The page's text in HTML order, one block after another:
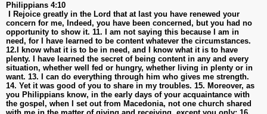
Philippians 4:10
I Rejoice greatly in the Lord that at last you have renewed your
concern for me, Indeed, you have been concerned, but you had no
opportunity to show it. 11. I am not saying this because I am in
need, for I have learned to be content whatever the circumstances.
12.I know what it is to be in need, and I know what it is to have
plenty. I have learned the secret of being content in any and every
situation, whether well fed or hungry, whether living in plenty or in
want. 13. I can do everything through him who gives me strength.
14. Yet it was good of you to share in my troubles. 15. Moreover, as
you Philippians know, in the early days of your acquaintance with
the gospel, when I set out from Macedonia, not one church shared